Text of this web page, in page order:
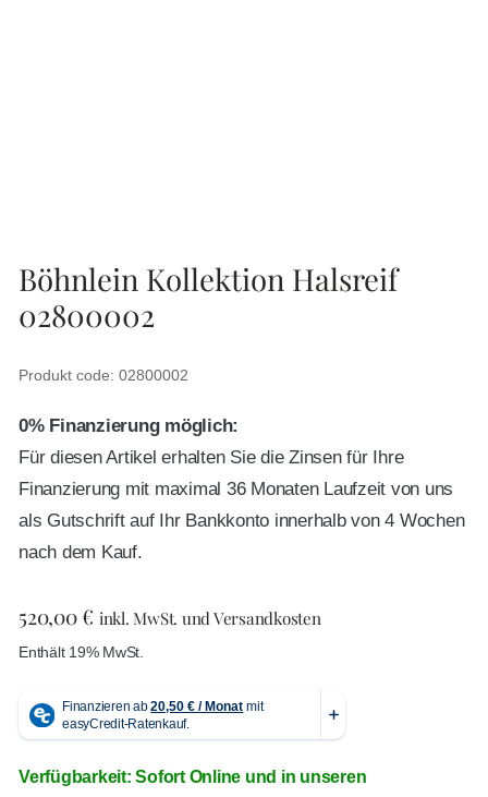
Böhnlein Kollektion Halsreif
02800002
Produkt code: 02800002
0% Finanzierung möglich:
Für diesen Artikel erhalten Sie die Zinsen für Ihre
Finanzierung mit maximal 36 Monaten Laufzeit von uns
als Gutschrift auf Ihr Bankkonto innerhalb von 4 Wochen
nach dem Kauf.
520,00€ inkl. MwSt. und Versandkosten
Enthält 19% MwSt.
Verfügbarkeit: Sofort Online und in unseren